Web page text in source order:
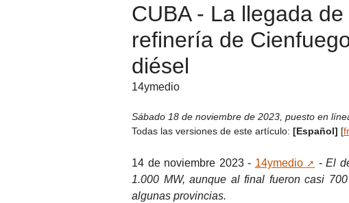
CUBA - La llegada
refinería de
diésel
14ymedio
Sábado 18 de noviembre de 2023 puesto en
Todas las versiones de este artículo: [Español] [
14 de noviembre 2023 - 14ymedio -El
1.000 MW, aunque al final fueron casi
algunas provincias.